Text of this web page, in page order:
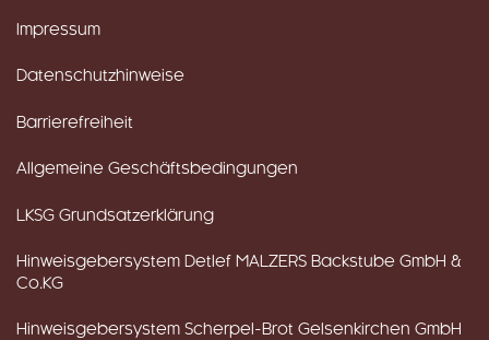
Impressum
Datenschutzhinweise
Barrierefreiheit
Allgemeine Geschäftsbedingungen
LKSG Grundsatzerklärung
Hinweisgebersystem Detlef MALZERS Backstube GmbH &
Co.KG
Hinweisgebersystem Scherpel-Brot Gelsenkirchen GmbH